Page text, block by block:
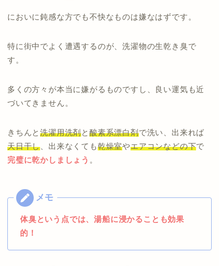
においに鈍感な方でも不快なものは嫌なはずです。
特に街中でよく遭遇するのが、洗濯物の生乾き臭で
す。
多くの方々が本当に嫌がるものですし、良い運気も近
づいてきません。
きちんと洗濯用洗剤と酸素系漂白剤で洗い、出来れば
天日干し、出来なくても乾燥室やエアコンなどの下で
完璧に乾かしましょう 。
体臭という点では、湯船に浸かることも効果
的！